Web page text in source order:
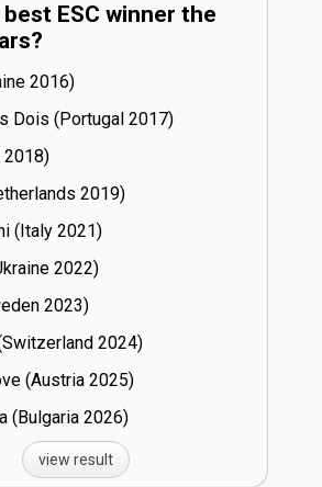
ESC winner the
16)
Dois (Portugal
17)
18)
19)
(Italy
21)
22)
23)
24)
(Austria
25)
(Bulgaria
26)
view result